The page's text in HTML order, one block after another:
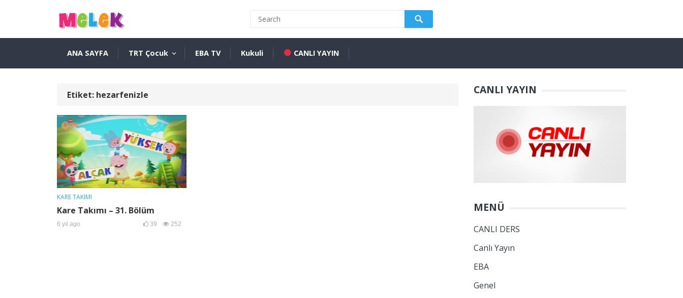
ANA SAYFA TRT Çocuk EBA TV Kukuli CANLI YAYIN
Etiket: hezarfenizle
KARE TAKIMI
Kare Takımı – 31. Bölüm
6 yıl ago 39 252
CANLI YAYIN
MENÜ
CANLI DERS
Canlı Yayın
EBA
Genel